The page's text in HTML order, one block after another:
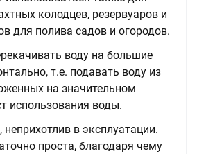
колодцев, резервуаров и
для полива садов и огородов.
воду на большие
т.е. подавать воду из
на значительном
использования воды.
в эксплуатации.
проста, благодаря чему